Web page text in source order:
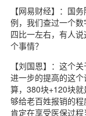
【网易财经】：国
例，我们查过一个
四比一左右，有人
个事情？
【刘国恩】：这个
进一步的提高的这
算，380块+120块
够给老百姓报销的
肯定在享受医保过